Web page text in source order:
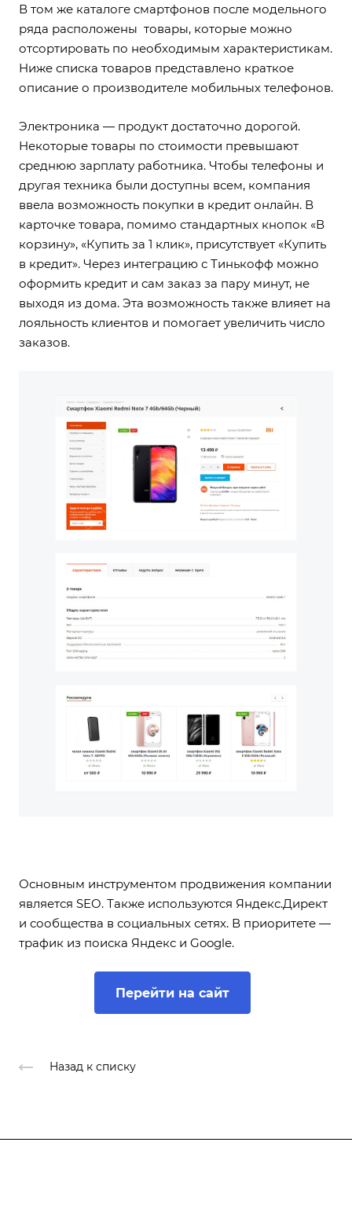
В том же каталоге смартфонов после модельного
ряда расположены товары, которые можно
отсортировать по необходимым характеристикам.
Ниже списка товаров представлено краткое
описание о производителе мобильных телефонов.
Электроника — продукт достаточно дорогой.
Некоторые товары по стоимости превышают
среднюю зарплату работника. Чтобы телефоны и
другая техника были доступны всем, компания
ввела возможность покупки в кредит онлайн. В
карточке товара, помимо стандартных кнопок «В
корзину», «Купить за 1 клик», присутствует «Купить
в кредит». Через интеграцию с Тинькофф можно
оформить кредит и сам заказ за пару минут, не
выходя из дома. Эта возможность также влияет на
лояльность клиентов и помогает увеличить число
заказов.
Основным инструментом продвижения компании
является SEO. Также используются Яндекс.Директ
и сообщества в социальных сетях. В приоритете —
трафик из поиска Яндекс и Google.
Перейти на сайт
Назад к списку